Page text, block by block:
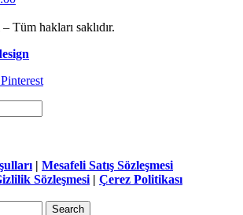
Tüm hakları saklıdır.
Pinterest
| Mesafeli Satış Sözleşmesi
Sözleşmesi | Çerez Politikası
Search